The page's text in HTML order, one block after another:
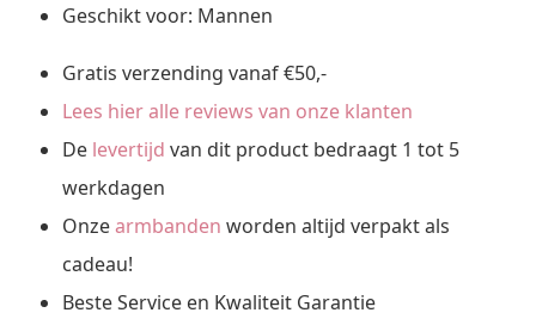
Geschikt voor: Mannen
Gratis verzending vanaf €50,-
Lees hier alle reviews van onze klanten
De levertijd van dit product bedraagt 1 tot 5
werkdagen
Onzearmbanden worden altijd verpakt als
cadeau!
Beste Service en Kwaliteit Garantie